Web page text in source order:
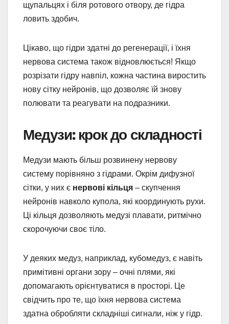
щупальцях і біля ротового отвору, де гідра
ловить здобич.
Цікаво, що гідри здатні до регенерації, і їхня
нервова система також відновлюється! Якщо
розрізати гідру навпіл, кожна частина виростить
нову сітку нейронів, що дозволяє їй знову
полювати та реагувати на подразники.
Медузи: крок до складності
Медузи мають більш розвинену нервову
систему порівняно з гідрами. Окрім дифузної
сітки, у них є нервові кільця – скупчення
нейронів навколо купола, які координують рухи.
Ці кільця дозволяють медузі плавати, ритмічно
скорочуючи своє тіло.
У деяких медуз, наприклад, кубомедуз, є навіть
примітивні органи зору – очні плями, які
допомагають орієнтуватися в просторі. Це
свідчить про те, що їхня нервова система
здатна обробляти складніші сигнали, ніж у гідр.